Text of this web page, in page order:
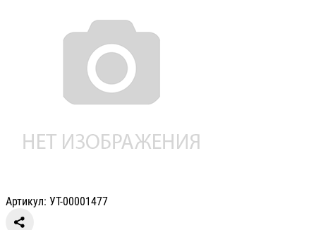
Артикул: УТ-00001477